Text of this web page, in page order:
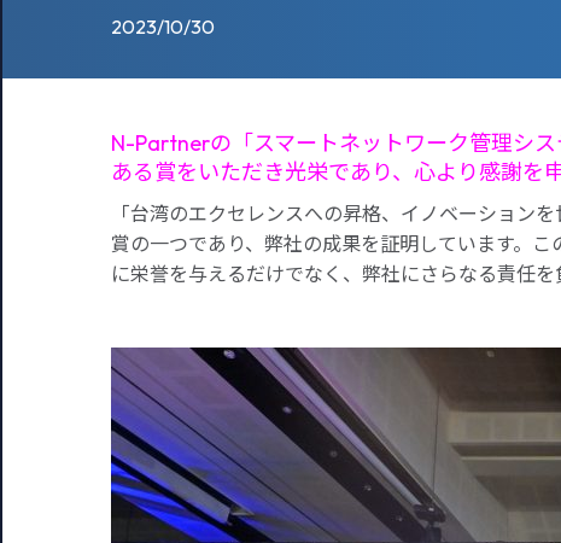
2023/10/30
N-Partnerの「スマートネットワーク管理シ
ある賞をいただき光栄であり、心より感謝を
「台湾のエクセレンスへの昇格、イノベーション
賞の一つであり、弊社の成果を証明しています。
に栄誉を与えるだけでなく、弊社にさらなる責任を